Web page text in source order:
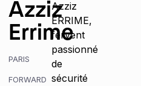
Azziz
Errime
PARIS
FORWARD
Azziz
ERRIME,
fervent
passionné
de
sécurité